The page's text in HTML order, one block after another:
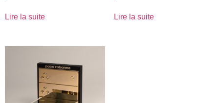
Lire la suite Lire la suite